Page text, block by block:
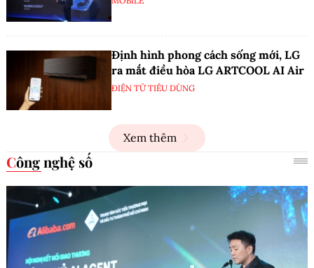
Định hình phong cách sống mới, LG
ra mắt điều hòa LG ARTCOOL AI Air
ĐIỆN TỬ TIÊU DÙNG
Xem thêm
Công nghệ số